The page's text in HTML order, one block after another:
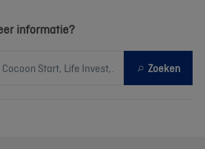
informatie?
Zoeken